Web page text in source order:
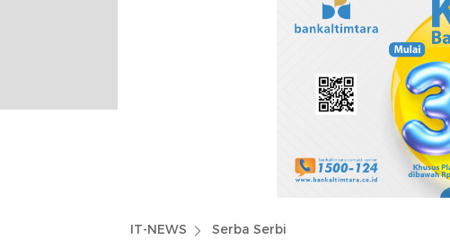
IT-NEWS Serba Serbi